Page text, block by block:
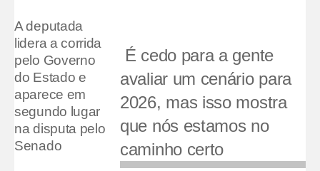
É cedo para a gente
avaliar um cenário para
2026, mas isso mostra
que nós estamos no
caminho certo
A deputada
lidera a corrida
pelo Governo
do Estado e
aparece em
segundo lugar
na disputa pelo
Senado